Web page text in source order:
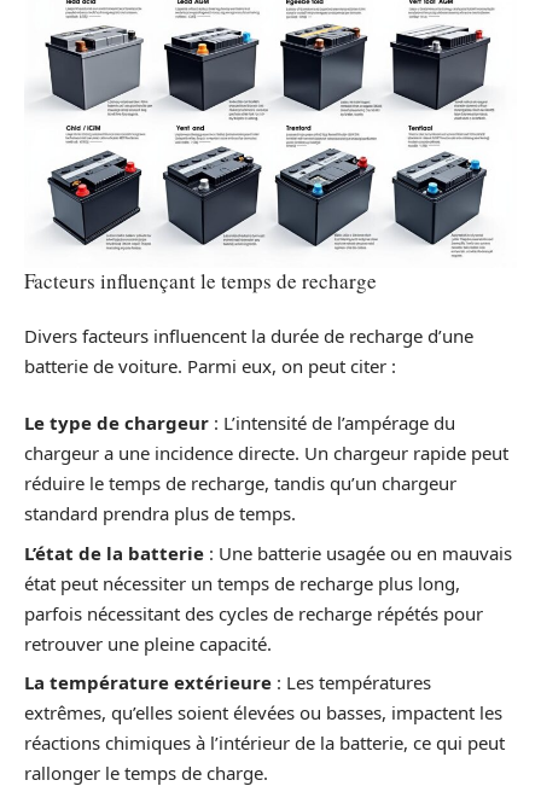
Facteurs influençant le temps de recharge
Divers facteurs influencent la durée de recharge d’une
batterie de voiture. Parmi eux, on peut citer :
Le type de chargeur : L’intensité de l’ampérage du
chargeur a une incidence directe. Un chargeur rapide peut
réduire le temps de recharge, tandis qu’un chargeur
standard prendra plus de temps.
L’état de la batterie : Une batterie usagée ou en mauvais
état peut nécessiter un temps de recharge plus long,
parfois nécessitant des cycles de recharge répétés pour
retrouver une pleine capacité.
La température extérieure : Les températures
extrêmes, qu’elles soient élevées ou basses, impactent les
réactions chimiques à l’intérieur de la batterie, ce qui peut
rallonger le temps de charge.